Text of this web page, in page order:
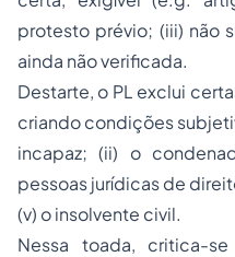
protesto prévio; (iii) não
ainda não verificada.
Destarte, o PL exclui
criando condições
incapaz; (ii) o
pessoas jurídicas de
(v) o insolvente civil.
Nessa toada, critica-